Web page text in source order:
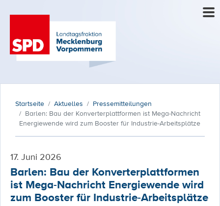
Startseite Aktuelles
Pressemitteilungen
Barlen: Bau der Konverterplattformen ist Mega-Nachricht
Energiewende wird zum Booster für Industrie-Arbeitsplätze
17. Juni 2026
Barlen: Bau der Konverterplattformen
ist Mega-Nachricht Energiewende wird
zum Booster für Industrie-Arbeitsplätze